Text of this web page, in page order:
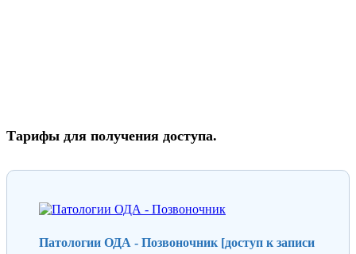
Тарифы для получения доступа.
Патологии ОДА - Позвоночник [доступ к записи